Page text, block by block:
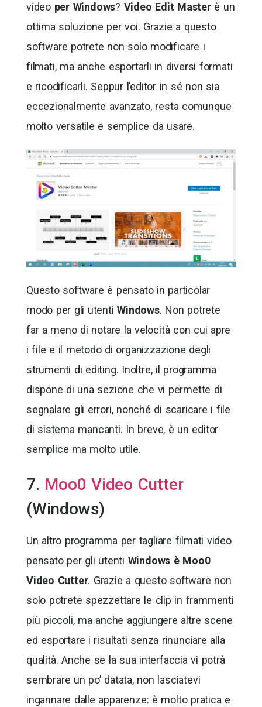
video per Windows? Video Edit Masterè un
ottima soluzione per voi. Grazie a questo
software potrete non solo modificare i
filmati, ma anche esportarli in diversi formati
e ricodificarli. Seppur l’editor in sé non sia
eccezionalmente avanzato, resta comunque
molto versatile e semplice da usare.
Questo software è pensato in particolar
modo per gli utentiWindows. Non potrete
far a meno di notare la velocità con cui apre
i file e il metodo di organizzazione degli
strumenti di editing. Inoltre, il programma
dispone di una sezione che vi permette di
segnalare gli errori, nonché di scaricare i file
di sistema mancanti. In breve, è un editor
semplice ma molto utile.
7. Moo0 Video Cutter
(Windows)
Un altro programma per tagliare filmati video
pensato per gli utenti Windows è Moo0
Video Cutter. Grazie a questo software non
solo potrete spezzettare le clip in frammenti
più piccoli, ma anche aggiungere altre scene
ed esportare i risultati senza rinunciare alla
qualità. Anche se la sua interfaccia vi potrà
sembrare un po’ datata, non lasciatevi
ingannare dalle apparenze: è molto pratica e